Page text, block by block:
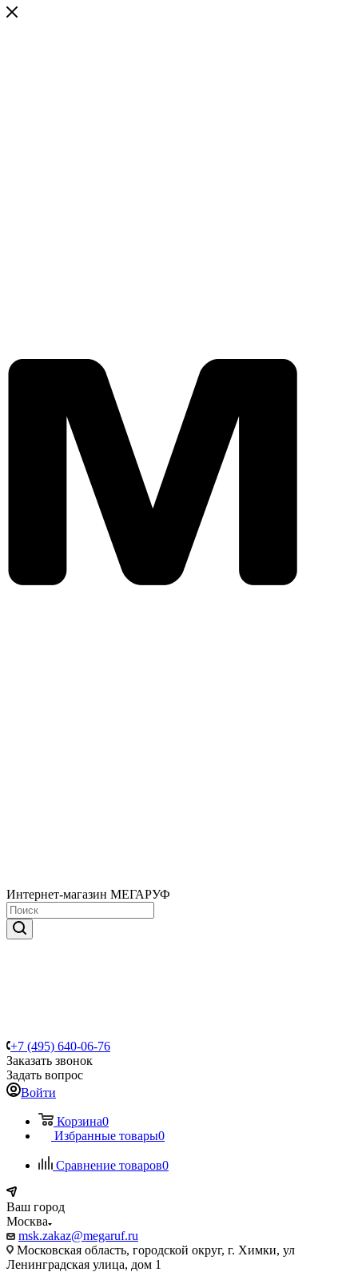
Интернет-магазин МЕГАРУФ
+7 (495) 640-06-76
Заказать звонок
Задать вопрос
Войти
Корзина0
Избранные товары0
Сравнение товаров0
Ваш город
Москва
msk.zakaz@megaruf.ru
Московская область, городской округ, г. Химки, ул
Ленинградская улица, дом 1